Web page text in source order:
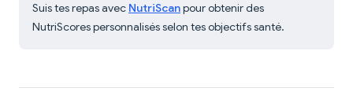
Suis tes repas avec NutriScanpour obtenir des
NutriScores personnalisés selon tes objectifs santé.